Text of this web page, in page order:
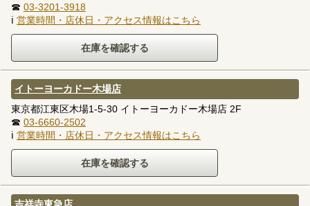
☎ 03-3201-3918
ℹ 営業時間・店休日・アクセス情報はこちら
イトーヨーカドー木場店
東京都江東区木場1-5-30 イトーヨーカドー木場店 2F
☎ 03-6660-2502
ℹ 営業時間・店休日・アクセス情報はこちら
吉祥寺東急店